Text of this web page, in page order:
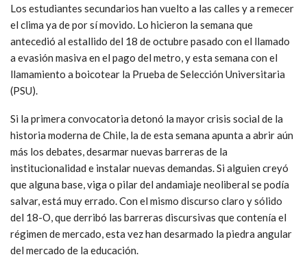
Los estudiantes secundarios han vuelto a las calles y a remecer
el clima ya de por sí movido. Lo hicieron la semana que
antecedió al estallido del 18 de octubre pasado con el llamado
a evasión masiva en el pago del metro, y esta semana con el
llamamiento a boicotear la Prueba de Selección Universitaria
(PSU).
Si la primera convocatoria detonó la mayor crisis social de la
historia moderna de Chile, la de esta semana apunta a abrir aún
más los debates, desarmar nuevas barreras de la
institucionalidad e instalar nuevas demandas. Si alguien creyó
que alguna base, viga o pilar del andamiaje neoliberal se podía
salvar, está muy errado. Con el mismo discurso claro y sólido
del 18-O, que derribó las barreras discursivas que contenía el
régimen de mercado, esta vez han desarmado la piedra angular
del mercado de la educación.